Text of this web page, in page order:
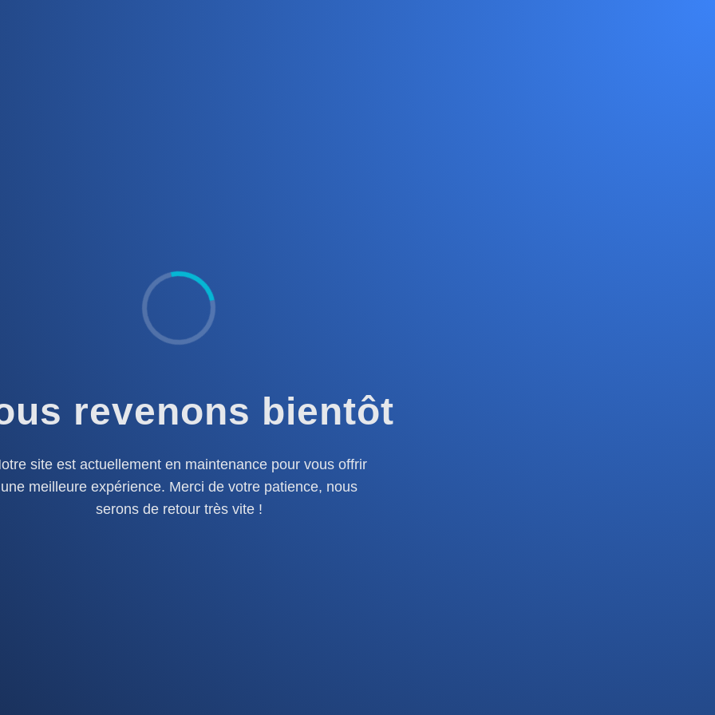
revenons bientôt
site est actuellement en maintenance pour vous offrir
une meilleure expérience. Merci de votre patience, nous
serons de retour très vite !